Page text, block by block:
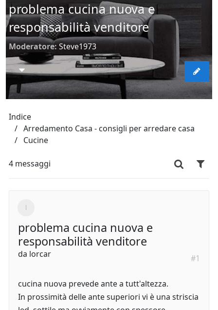
problema cucina nuova e
responsabilità venditore
Moderatore: Steve1973
Indice
Arredamento Casa - consigli per arredare casa
Cucine
4 messaggi
problema cucina nuova e
responsabilità venditore
#1
da lorcar
cucina nuova prevede ante a tutt'altezza.
In prossimità delle ante superiori vi è una striscia